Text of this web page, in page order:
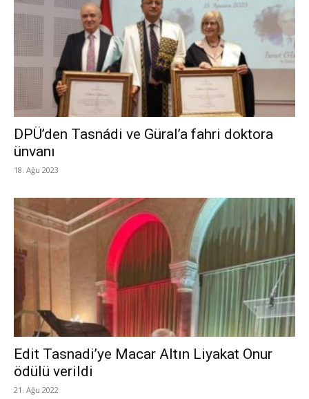
DPÜ’den Tasnádi ve Güral’a fahri doktora
ünvanı
18. Ağu 2023
Edit Tasnadi’ye Macar Altın Liyakat Onur
ödülü verildi
21. Ağu 2022